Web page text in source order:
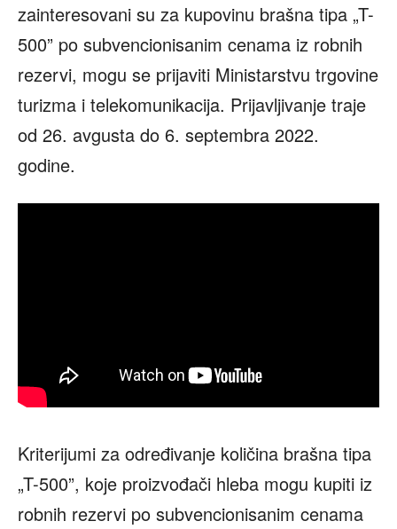
zainteresovani su za kupovinu brašna tipa „T-
500” po subvencionisanim cenama iz robnih
rezervi, mogu se prijaviti Ministarstvu trgovine
turizma i telekomunikacija. Prijavljivanje traje
od 26. avgusta do 6. septembra 2022.
godine.
Kriterijumi za određivanje količina brašna tipa
„T-500”, koje proizvođači hleba mogu kupiti iz
robnih rezervi po subvencionisanim cenama